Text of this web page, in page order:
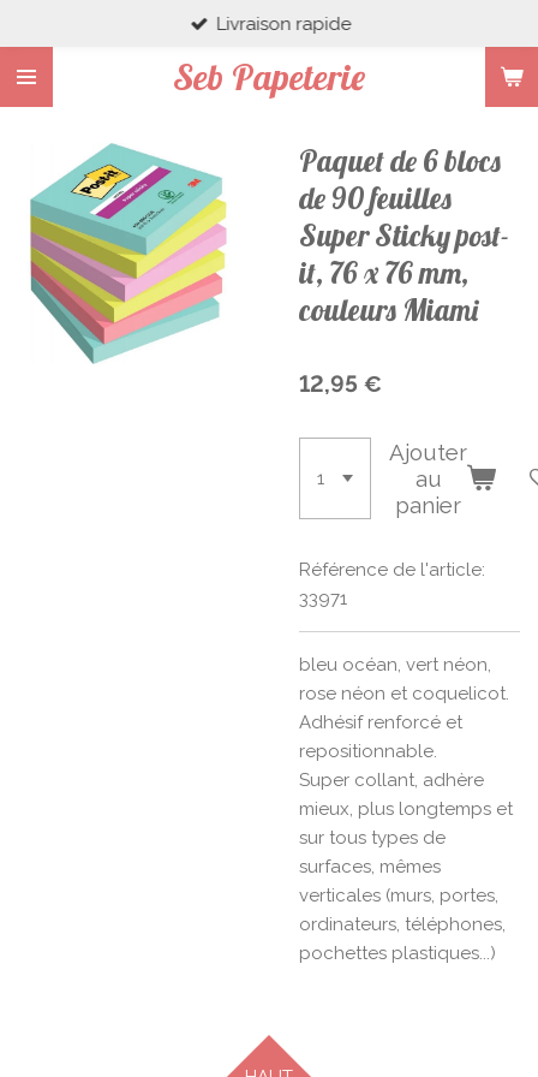
au
contenu
principal
Seb Papeterie
Livraison rapide
Paquet de 6 blocs
de 90 feuilles
Super Sticky post-
it, 76 x 76 mm,
couleurs Miami
12,95 €
Ajouter
au
panier
Référence de l'article:
33971
bleu océan, vert néon,
rose néon et coquelicot.
Adhésif renforcé et
repositionnable.
Super collant, adhère
mieux, plus longtemps et
sur tous types de
surfaces, mêmes
verticales (murs, portes,
ordinateurs, téléphones,
pochettes plastiques...)